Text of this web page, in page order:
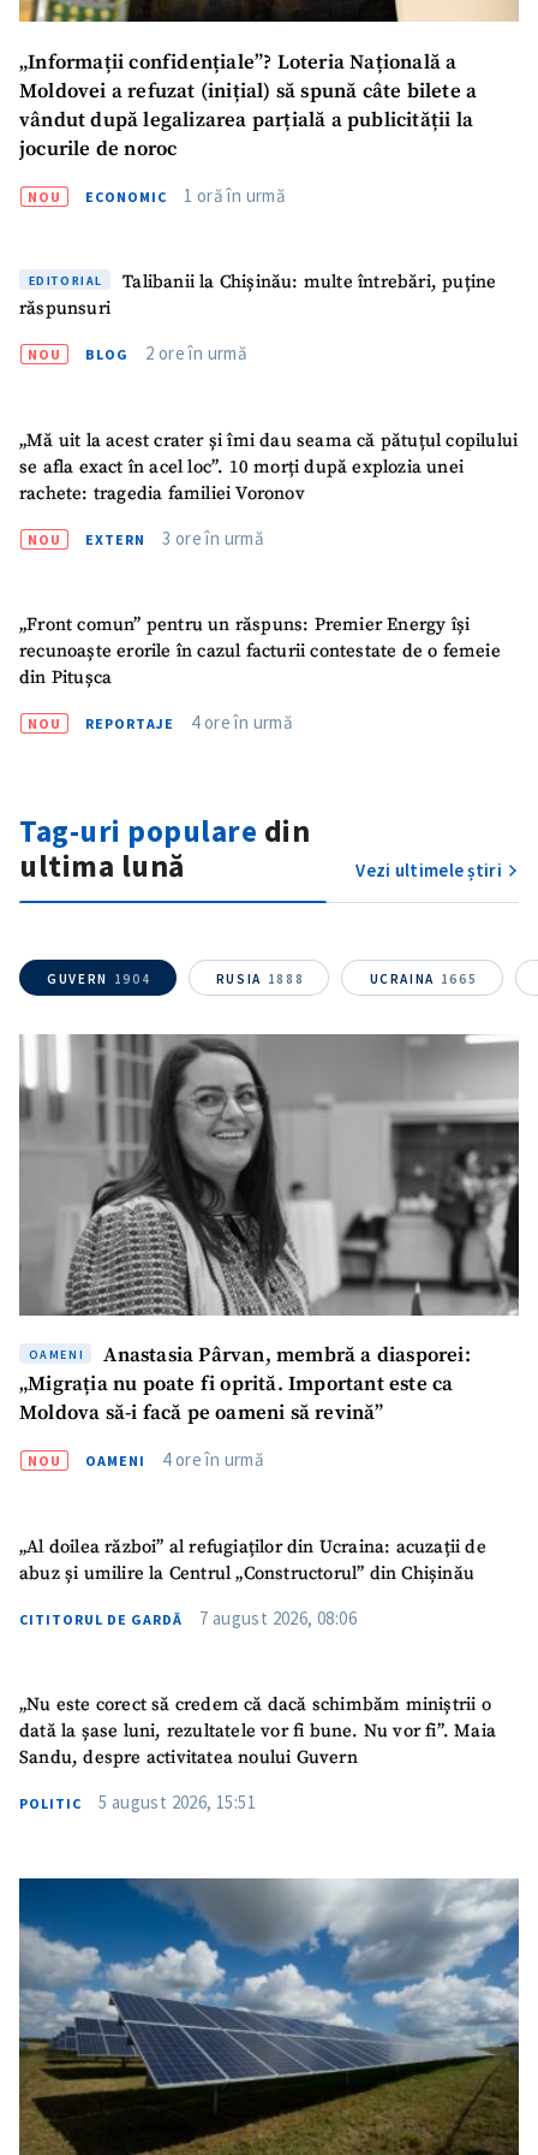
„Informații confidențiale”? Loteria Națională a
Moldovei a refuzat (inițial) să spună câte bilete a
vândut după legalizarea parțială a publicității la
jocurile de noroc
NOU ECONOMIC 1 oră în urmă
EDITORIAL
Talibanii la Chișinău: multe întrebări, puține
răspunsuri
NOU BLOG 2 ore în urmă
„Mă uit la acest crater și îmi dau seama că pătuțul copilului
se afla exact în acel loc”. 10 morți după explozia unei
rachete: tragedia familiei Voronov
NOU EXTERN 3 ore în urmă
„Front comun” pentru un răspuns: Premier Energy își
recunoaște erorile în cazul facturii contestate de o femeie
din Pitușca
NOU REPORTAJE 4 ore în urmă
Tag-uri populare din
ultima lună
Vezi ultimele știri
GUVERN 1904 RUSIA 1888 UCRAINA 1665
OAMENI
Anastasia Pârvan, membră a diasporei:
„Migrația nu poate fi oprită. Important este ca
Moldova să-i facă pe oameni să revină”
NOU OAMENI 4 ore în urmă
„Al doilea război” al refugiaților din Ucraina: acuzații de
abuz și umilire la Centrul „Constructorul” din Chișinău
CITITORUL DE GARDĂ 7 august 2026, 08:06
„Nu este corect să credem că dacă schimbăm miniștrii o
dată la șase luni, rezultatele vor fi bune. Nu vor fi”. Maia
Sandu, despre activitatea noului Guvern
POLITIC 5 august 2026, 15:51